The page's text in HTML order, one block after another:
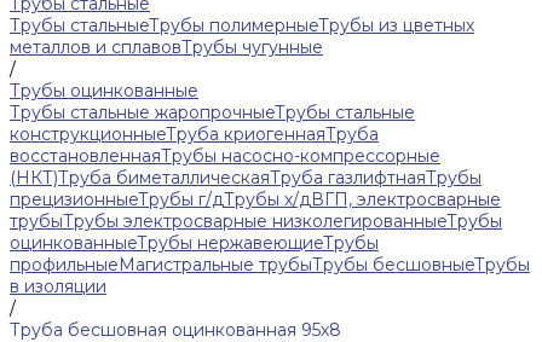
Трубы стальныеТрубы полимерныеТрубы из цветных
металлов и сплавовТрубы чугунные
/
Трубы оцинкованные
Трубы стальные жаропрочныеТрубы стальные
конструкционныеТруба криогеннаяТруба
восстановленнаяТрубы насосно-компрессорные
(НКТ)Труба биметаллическаяТруба газлифтнаяТрубы
прецизионныеТрубы г/дТрубы х/дВГП, электросварные
трубыТрубы электросварные низколегированныеТрубы
оцинкованныеТрубы нержавеющиеТрубы
профильныеМагистральные трубыТрубы бесшовныеТрубы
в изоляции
/
Труба бесшовная оцинкованная 95х8